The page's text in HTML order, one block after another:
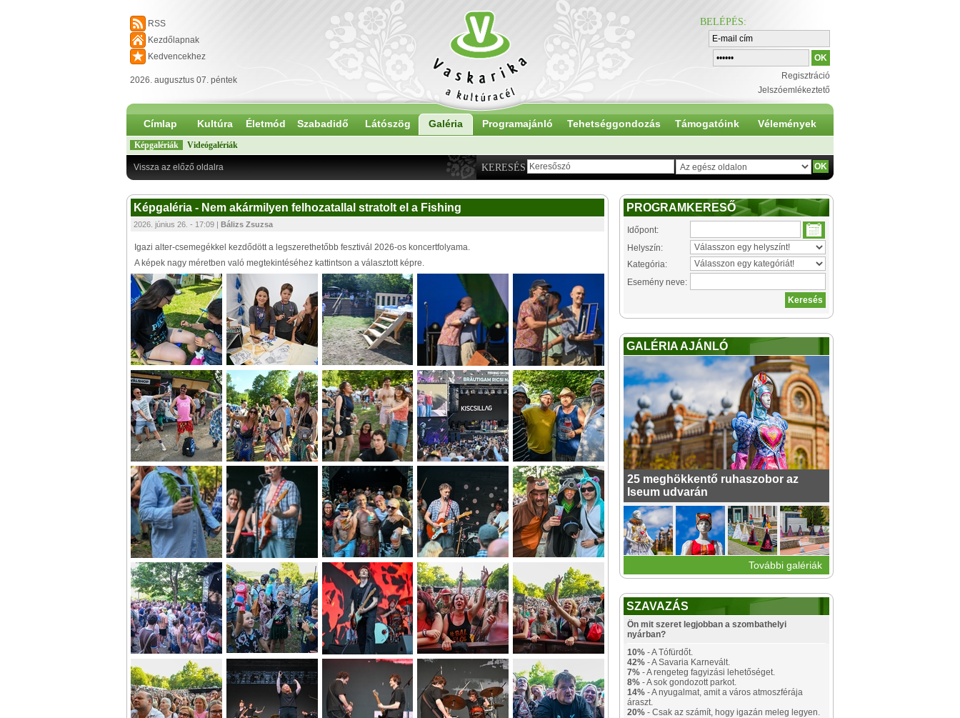
RSS
Kezdőlapnak
Kedvencekhez
2026. augusztus 07. péntek
BELÉPÉS:
Regisztráció
Jelszóemlékeztető
Címlap Kultúra Életmód Szabadidő Látószög Galéria Programajánló Tehetséggondozás Támogatóink Vélemények
Képgalériák Videógalériák
KERESÉS
Vissza az előző oldalra
Képgaléria - Nem akármilyen felhozatallal stratolt el a Fishing
2026. június 26. - 17:09 | Bálizs Zsuzsa
Igazi alter-csemegékkel kezdődött a legszerethetőbb fesztivál 2026-os koncertfolyama.
A képek nagy méretben való megtekintéséhez kattintson a választott képre.
PROGRAMKERESŐ
Időpont:
Helyszín:
Kategória:
Esemény neve:
GALÉRIA AJÁNLÓ
25 meghökkentő ruhaszobor az
Iseum udvarán
További galériák
SZAVAZÁS
Ön mit szeret legjobban a szombathelyi
nyárban?
10% - A Tófürdőt.
42% - A Savaria Karnevált.
7% - A rengeteg fagyizási lehetőséget.
8% - A sok gondozott parkot.
14% - A nyugalmat, amit a város atmoszférája
áraszt.
20% - Csak az számít, hogy igazán meleg legyen.